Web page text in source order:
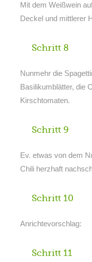
Mit dem Weißwein
Deckel und mittlerer
Schritt 8
Nunmehr die
Basilikumblätter, die
Kirschtomaten.
Schritt 9
Ev. etwas von dem
Chili herzhaft
Schritt 10
Anrichtevorschlag:
Schritt 11